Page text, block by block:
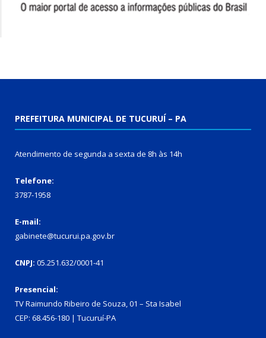
PREFEITURA MUNICIPAL DE TUCURUÍ – PA
Atendimento de segunda a sexta de 8h às 14h
Telefone:
3787-1958
E-mail:
gabinete@tucurui.pa.gov.br
CNPJ: 05.251.632/0001-41
Presencial:
TV Raimundo Ribeiro de Souza, 01 – Sta Isabel
CEP: 68.456-180 | Tucuruí-PA